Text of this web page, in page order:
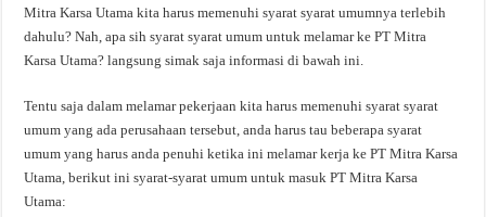
Mitra Karsa Utama kita harus memenuhi syarat syarat umumnya terlebih
dahulu? Nah, apa sih syarat syarat umum untuk melamar ke PT Mitra
Karsa Utama? langsung simak saja informasi di bawah ini.
Tentu saja dalam melamar pekerjaan kita harus memenuhi syarat syarat
umum yang ada perusahaan tersebut, anda harus tau beberapa syarat
umum yang harus anda penuhi ketika ini melamar kerja ke PT Mitra Karsa
Utama, berikut ini syarat-syarat umum untuk masuk PT Mitra Karsa
Utama: